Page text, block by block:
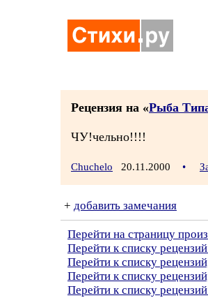
Рецензия на «Рыба
ЧУ!чельно!!!!
Chuchelo 20.11.2000 •
+ добавить замечания
Перейти на страницу
Перейти к списку
Перейти к списку
Перейти к списку
Перейти к списку